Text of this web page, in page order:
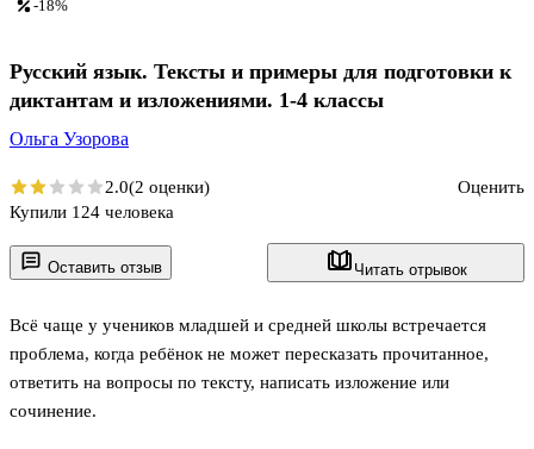
Оставить отзыв Читать отрывок
Всё чаще у учеников младшей и средней школы встречается
проблема, когда ребёнок не может пересказать прочитанное,
ответить на вопросы по тексту, написать изложение или
сочинение.
-18%
Русский язык. Тексты и примеры для подготовки к
диктантам и изложениями. 1-4 классы
Ольга Узорова
2.0(2 оценки)
Оценить
Купили 124 человека